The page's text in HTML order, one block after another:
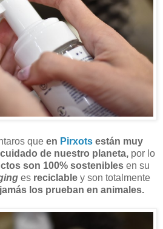
que en Pirxots están muy
de nuestro planeta, por lo
son 100% sosteniblesen su
es reciclable y son totalmente
jamás los prueban en animales.